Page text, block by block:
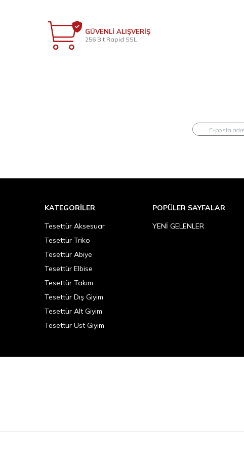
GÜVENLİ ALIŞVERİŞ
256 Bit Rapid SSL
KATEGORILER
Tesettür Aksesuar
Tesettür Triko
Tesettür Abiye
Tesettür Elbise
Tesettür Takım
Tesettür Dış Giyim
Tesettür Alt Giyim
Tesettür Üst Giyim
POPÜLER SAYFALAR
YENİ GELENLER